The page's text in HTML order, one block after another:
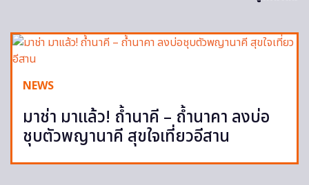
NEWS
มาช่า มาแล้ว! ถ้ำนาคี – ถ้ำนาคา ลงบ่อ
ชุบตัวพญานาคี สุขใจเที่ยวอีสาน